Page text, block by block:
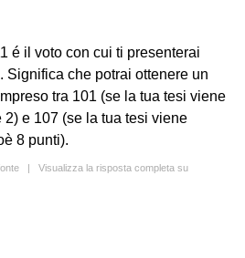
é il voto con cui ti presenterai
Significa che potrai ottenere un
tra 101 (se la tua tesi viene
e 107 (se la tua tesi viene
8 punti).
| Visualizza la risposta completa su